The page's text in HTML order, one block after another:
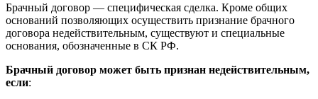
Брачный договор — специфическая сделка. Кроме общих
оснований позволяющих осуществить признание брачного
договора недействительным, существуют и специальные
основания, обозначенные в СК РФ.
Брачный договор может быть признан недействительным,
если: